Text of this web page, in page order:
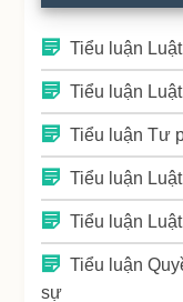
Tiểu luận
Tiểu luận
Tiểu luận Tư
Tiểu luận
Tiểu luận
Tiểu luận
sự